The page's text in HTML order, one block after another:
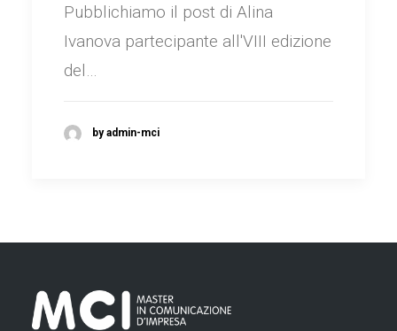
Pubblichiamo il post di Alina
Ivanova partecipante all'VIII edizione
del…
by admin-mci